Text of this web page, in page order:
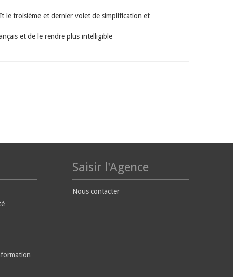
le troisième et dernier volet de simplification et
et de le rendre plus intelligible
Saisir l'Agence
Nous contacter